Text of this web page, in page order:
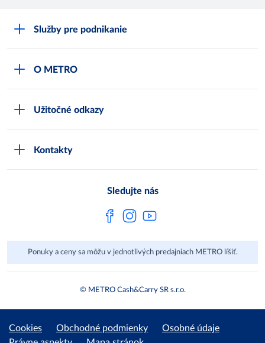
Služby pre podnikanie
Track & trace
O METRO
Užitočné odkazy
Kontakty
Sledujte nás
Ponuky a ceny sa môžu v jednotlivých predajniach METRO líšiť.
© METRO Cash&Carry SR s.r.o.
Cookies Obchodné podmienky
Osobné údaje